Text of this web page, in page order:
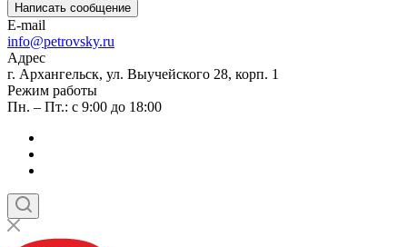
Написать сообщение
E-mail
info@petrovsky.ru
Адрес
г. Архангельск, ул. Выучейского 28, корп. 1
Режим работы
Пн. – Пт.: с 9:00 до 18:00